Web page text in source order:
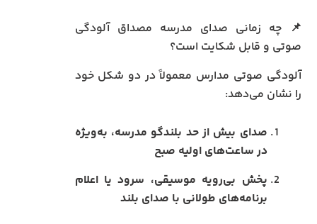
📌 چه زمانی صدای مدرسه مصداق آلودگی
صوتی و قابل شکایت است؟
آلودگی صوتی مدارس معمولاً در دو شکل خود
را نشان می‌دهد:
صدای بیش از حد بلندگو مدرسه، به‌ویژه
در ساعت‌های اولیه صبح
پخش بی‌رویه موسیقی، سرود یا اعلام
برنامه‌های طولانی با صدای بلند